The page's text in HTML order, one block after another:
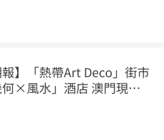
報】「熱帶Art Deco」街市
何×風水」酒店 澳門現代